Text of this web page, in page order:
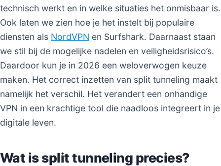
technisch werkt en in welke situaties het onmisbaar is.
Ook laten we zien hoe je het instelt bij populaire
diensten als NordVPN en Surfshark. Daarnaast staan
we stil bij de mogelijke nadelen en veiligheidsrisico’s.
Daardoor kun je in 2026 een weloverwogen keuze
maken. Het correct inzetten van split tunneling maakt
namelijk het verschil. Het verandert een onhandige
VPN in een krachtige tool die naadloos integreert in je
digitale leven.
Wat is split tunneling precies?